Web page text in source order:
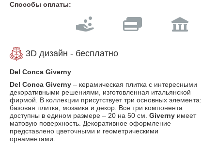
Способы оплаты:
3D дизайн - бесплатно
Del Conca Giverny
Del Conca Giverny – керамическая плитка с интересными
декоративными решениями, изготовленная итальянской
фирмой. В коллекции присутствует три основных элемента:
базовая плитка, мозаика и декор. Все три компонента
доступны в едином размере – 20 на 50 см. Giverny имеет
матовую поверхность. Декоративное оформление
представлено цветочными и геометрическими
орнаментами.